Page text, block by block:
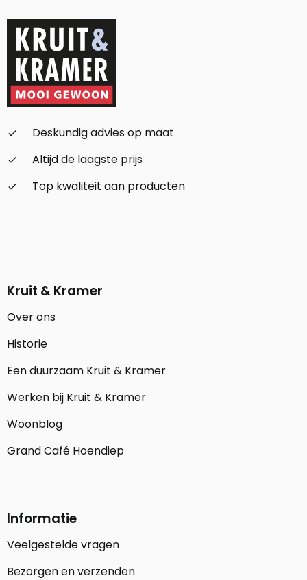
check_small
Deskundig advies op maat
check_small
Altijd de laagste prijs
check_small
Top kwaliteit aan producten
Kruit & Kramer
Over ons
Historie
Een duurzaam Kruit & Kramer
Werken bij Kruit & Kramer
Woonblog
Grand Café Hoendiep
Informatie
Veelgestelde vragen
Bezorgen en verzenden